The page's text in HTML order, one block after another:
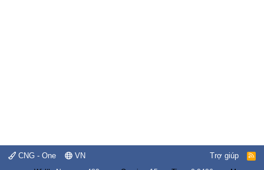
CNG - One VN Trợ giúp
R